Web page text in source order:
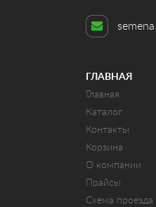
ГЛАВНАЯ
Главная
Каталог
Контакты
Корзина
О компании
Прайсы
Схема проезда